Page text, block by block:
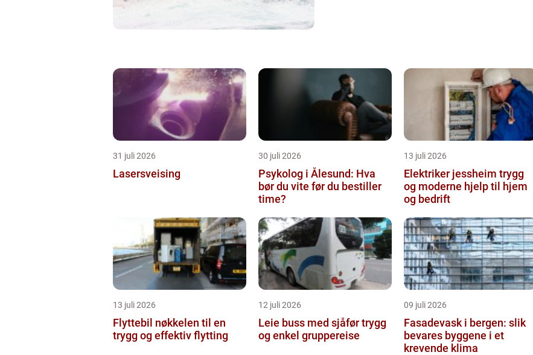
31 juli 2026
Lasersveising
30 juli 2026
Psykolog i Ålesund: Hva
bør du vite før du bestiller
time?
13 juli 2026
Elektriker jessheim trygg
og moderne hjelp til hjem
og bedrift
13 juli 2026
Flyttebil nøkkelen til en
trygg og effektiv flytting
12 juli 2026
Leie buss med sjåfør trygg
og enkel gruppereise
09 juli 2026
Fasadevask i bergen: slik
bevares byggene i et
krevende klima